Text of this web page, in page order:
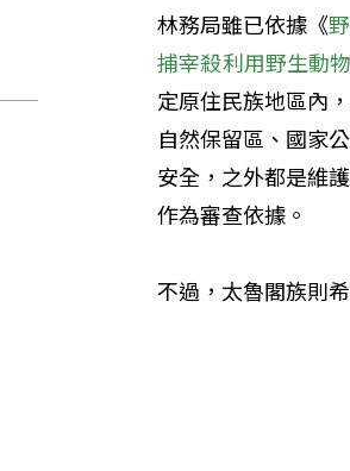
林務局雖已依據《
捕宰殺利用野生動
定原住民族地區內
自然保留區、國家
安全，之外都是維
作為審查依據。
不過，太魯閣族則